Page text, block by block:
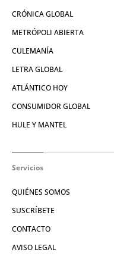
CRÓNICA GLOBAL
METRÓPOLI ABIERTA
CULEMANÍA
LETRA GLOBAL
ATLÁNTICO HOY
CONSUMIDOR GLOBAL
HULE Y MANTEL
Servicios
QUIÉNES SOMOS
SUSCRÍBETE
CONTACTO
AVISO LEGAL